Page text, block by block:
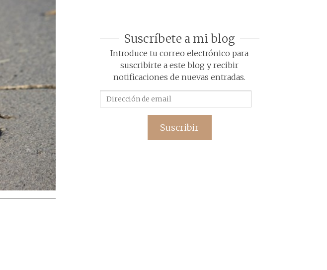
Suscríbete a mi blog
Introduce tu correo electrónico para
suscribirte a este blog y recibir
notificaciones de nuevas entradas.
de
Suscribir